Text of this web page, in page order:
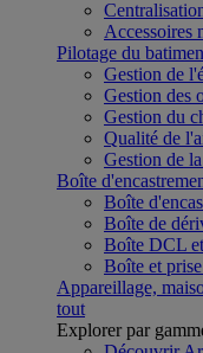
Accessoires
Pilotage du
Gestion de
Gestion des
Gestion du
Qualité de
Gestion de
Boîte
Boîte
Boîte de
Boîte DCL
Boîte et
Appareillage,
tout
Explorer par